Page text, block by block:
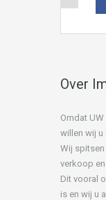
Over
Omdat
willen wij u
Wij
verkoop
Dit vooral
is en wij u